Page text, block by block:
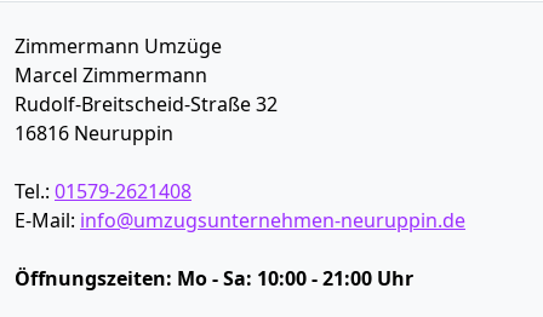
Zimmermann Umzüge
Marcel Zimmermann
Rudolf-Breitscheid-Straße 32
16816 Neuruppin
Tel.: 01579-2621408
E-Mail: info@umzugsunternehmen-neuruppin.de
Öffnungszeiten: Mo - Sa: 10:00 - 21:00 Uhr